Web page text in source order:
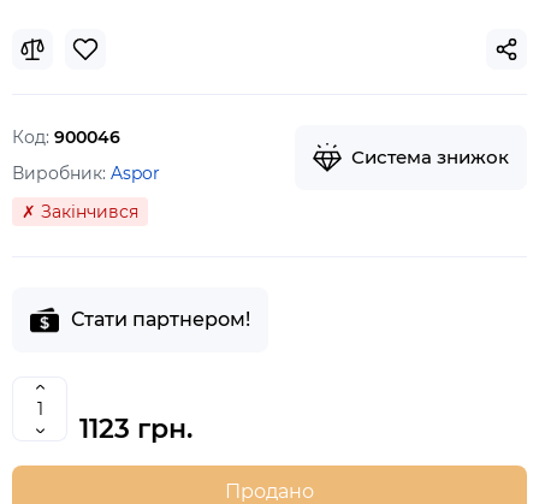
Код: 900046
Виробник: Aspor
✗ Закінчився
Система знижок
Стати партнером!
1123 грн.
Продано